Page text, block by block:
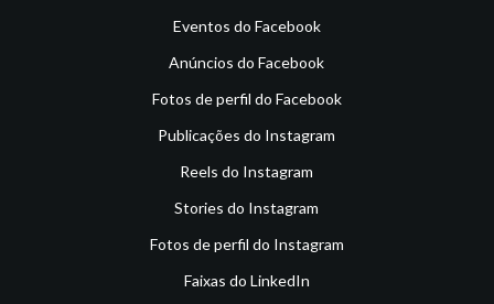
Eventos do Facebook
Anúncios do Facebook
Fotos de perfil do Facebook
Publicações do Instagram
Reels do Instagram
Stories do Instagram
Fotos de perfil do Instagram
Faixas do LinkedIn